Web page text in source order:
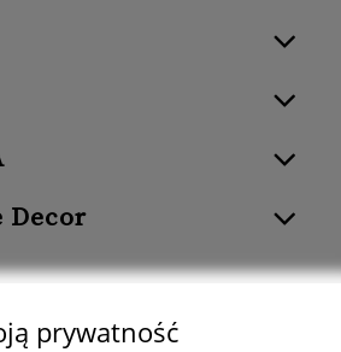
Decor
prywatność